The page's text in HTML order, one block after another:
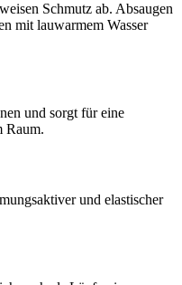
Schmutz ab. Absaugen
mit lauwarmem Wasser
und sorgt für eine
Raum.
und elastischer